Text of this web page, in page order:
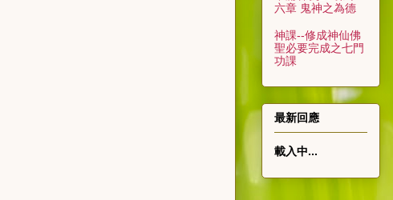
六章 鬼神之為德
神課--修成神仙佛
聖必要完成之七門
功課
最新回應
載入中...